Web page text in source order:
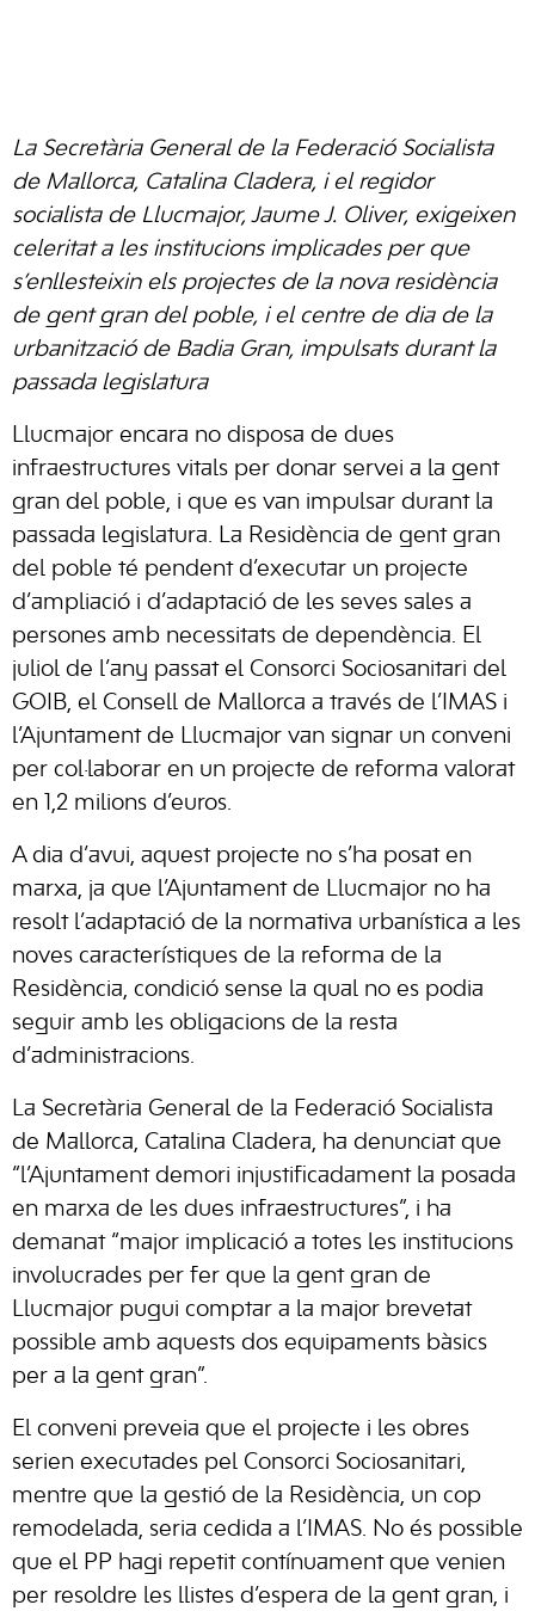
La Secretària General de la Federació Socialista
de Mallorca, Catalina Cladera, i el regidor
socialista de Llucmajor, Jaume J. Oliver, exigeixen
celeritat a les institucions implicades per que
s’enllesteixin els projectes de la nova residència
de gent gran del poble, i el centre de dia de la
urbanització de Badia Gran, impulsats durant la
passada legislatura
Llucmajor encara no disposa de dues
infraestructures vitals per donar servei a la gent
gran del poble, i que es van impulsar durant la
passada legislatura. La Residència de gent gran
del poble té pendent d’executar un projecte
d’ampliació i d’adaptació de les seves sales a
persones amb necessitats de dependència. El
juliol de l’any passat el Consorci Sociosanitari del
GOIB, el Consell de Mallorca a través de l’IMAS i
l’Ajuntament de Llucmajor van signar un conveni
per col·laborar en un projecte de reforma valorat
en 1,2 milions d’euros.
A dia d’avui, aquest projecte no s’ha posat en
marxa, ja que l’Ajuntament de Llucmajor no ha
resolt l’adaptació de la normativa urbanística a les
noves característiques de la reforma de la
Residència, condició sense la qual no es podia
seguir amb les obligacions de la resta
d’administracions.
La Secretària General de la Federació Socialista
de Mallorca, Catalina Cladera, ha denunciat que
“l’Ajuntament demori injustificadament la posada
en marxa de les dues infraestructures”, i ha
demanat “major implicació a totes les institucions
involucrades per fer que la gent gran de
Llucmajor pugui comptar a la major brevetat
possible amb aquests dos equipaments bàsics
per a la gent gran”.
El conveni preveia que el projecte i les obres
serien executades pel Consorci Sociosanitari,
mentre que la gestió de la Residència, un cop
remodelada, seria cedida a l’IMAS. No és possible
que el PP hagi repetit contínuament que venien
per resoldre les llistes d’espera de la gent gran, i